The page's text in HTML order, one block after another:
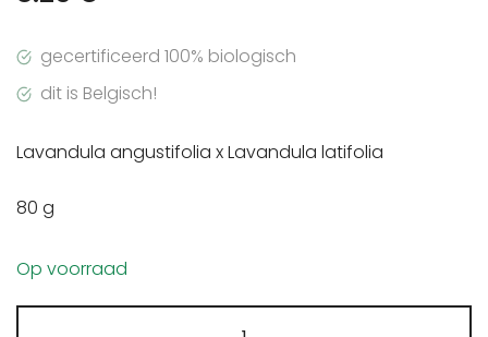
gecertificeerd 100% biologisch
dit is Belgisch!
Lavandula angustifolia x Lavandula latifolia
80 g
Op voorraad